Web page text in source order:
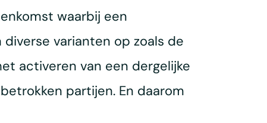
waarbij een
varianten op zoals de
activeren van een dergelijke
partijen. En daarom